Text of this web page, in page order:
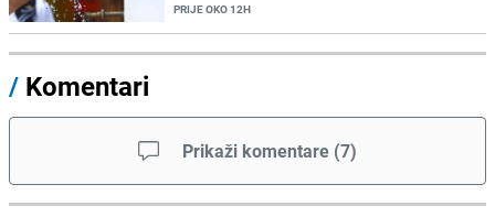
PRIJE OKO 12H
/ Komentari
Prikaži komentare (7)